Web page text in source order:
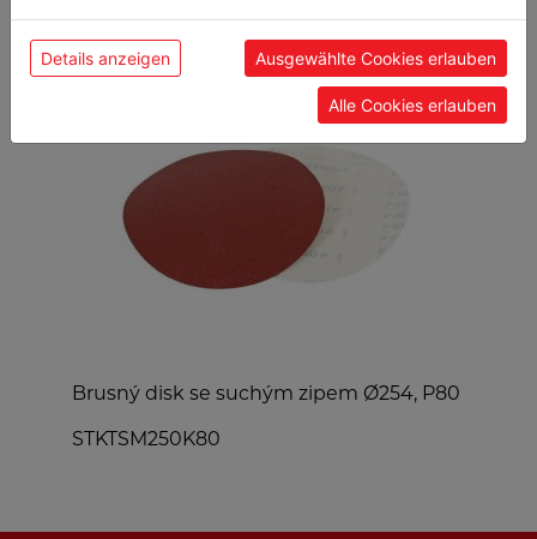
OBLÍBENÉ PRODUKTY
Brusný disk se suchým zipem Ø254, P80
STKTSM250K80
Details anzeigen Ausgewählte Cookies erlauben
Alle Cookies erlauben